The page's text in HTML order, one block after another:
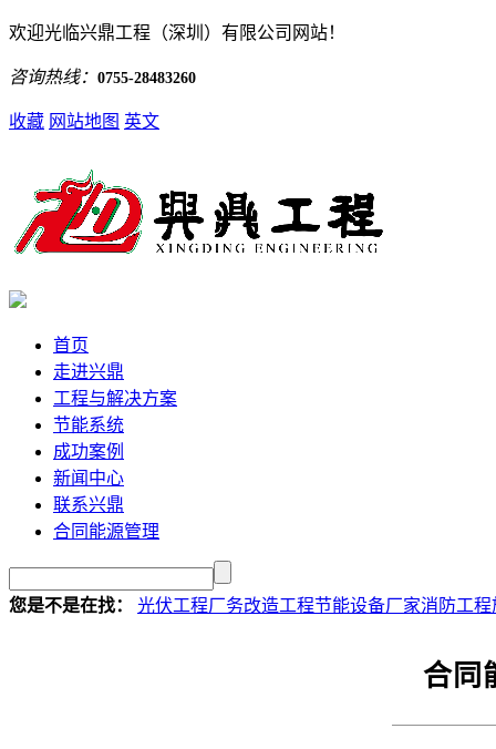
欢迎光临兴鼎工程（深圳）有限公司网站！
咨询热线： 0755-28483260
收藏 网站地图 英文
首页
走进兴鼎
工程与解决方案
节能系统
成功案例
新闻中心
联系兴鼎
合同能源管理
您是不是在找： 光伏工程厂务改造工程节能设备厂家消防工程
合同